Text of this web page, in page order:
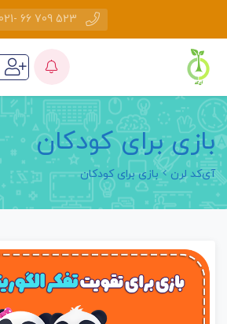
523 709 66 -021
بازی برای کودکان
آی‌کد لرن بازی برای کودکان